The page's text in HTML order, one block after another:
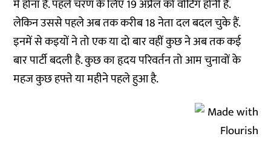
में होना है. पहले चरण के लिए 19 अप्रैल को वोटिंग होनी है.
लेकिन उससे पहले अब तक करीब 18 नेता दल बदल चुके हैं.
इनमें से कइयों ने तो एक या दो बार वहीं कुछ ने अब तक कई
बार पार्टी बदली है. कुछ का हृदय परिवर्तन तो आम चुनावों के
महज कुछ हफ्ते या महीने पहले हुआ है.